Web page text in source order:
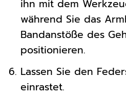
ihn mit dem
während Sie das
Bandanstöße des
positionieren.
Lassen Sie den
einrastet.